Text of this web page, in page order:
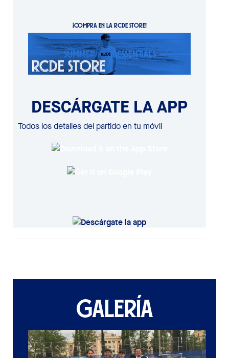
¡COMPRA EN LA RCDE STORE!
DESCÁRGATE LA APP
Todos los detalles del partido en tu móvil
GALERÍA